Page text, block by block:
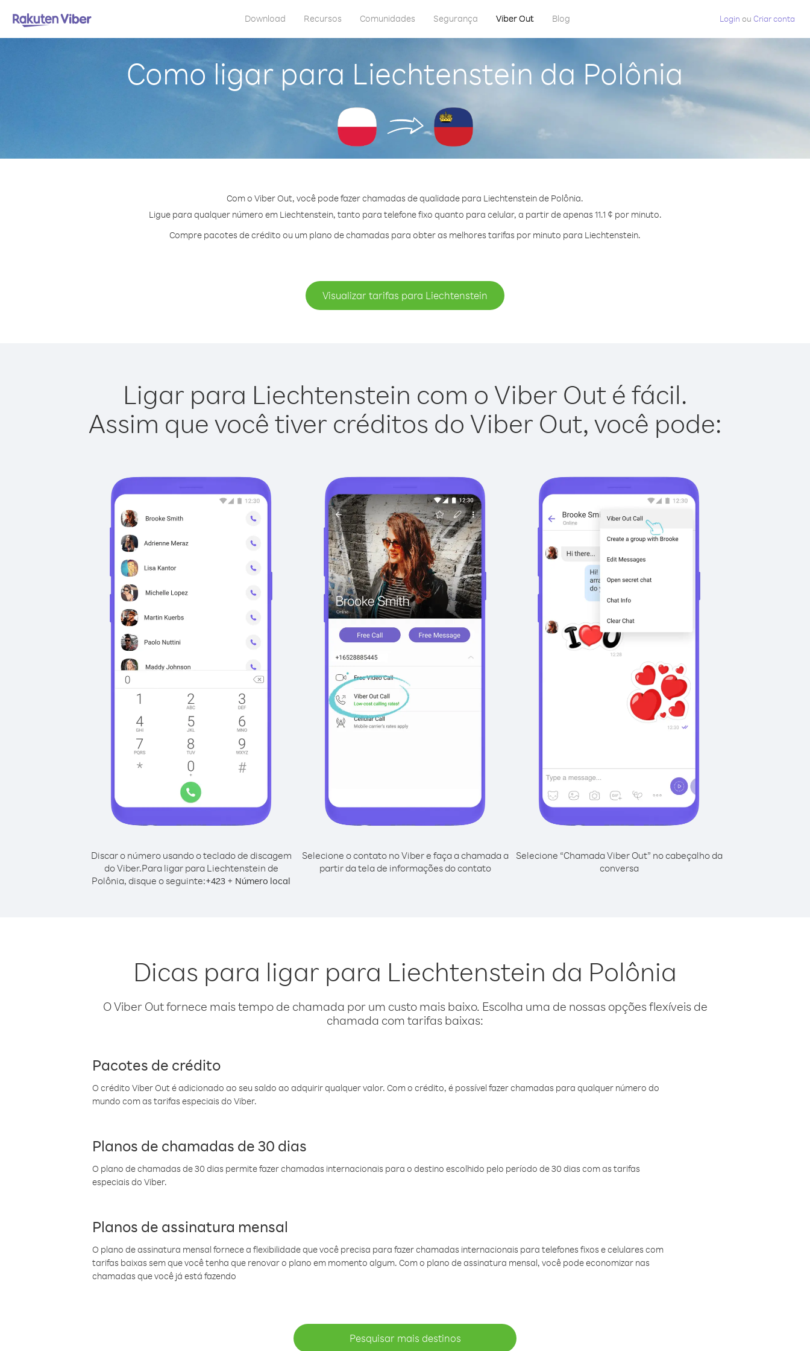
Download Recursos Comunidades Segurança Viber Out Blog Login ou Criar conta
Como ligar para Liechtenstein da Polônia
Com o Viber Out, você pode fazer chamadas de qualidade para Liechtenstein de Polônia.
Ligue para qualquer número em Liechtenstein, tanto para telefone fixo quanto para celular, a partir de apenas 11.1 ¢ por minuto.
Compre pacotes de crédito ou um plano de chamadas para obter as melhores tarifas por minuto para Liechtenstein.
Visualizar tarifas para Liechtenstein
Ligar para Liechtenstein com o Viber Out é fácil.
Assim que você tiver créditos do Viber Out, você pode:
Discar o número usando o teclado de discagem
do Viber.Para ligar para Liechtenstein de
Polônia, disque o seguinte:+423 + Número local
Selecione o contato no Viber e faça a chamada a
partir da tela de informações do contato
Selecione “Chamada Viber Out” no cabeçalho da
conversa
Dicas para ligar para Liechtenstein da Polônia
O Viber Out fornece mais tempo de chamada por um custo mais baixo. Escolha uma de nossas opções flexíveis de
chamada com tarifas baixas:
Pacotes de crédito
O crédito Viber Out é adicionado ao seu saldo ao adquirir qualquer valor. Com o crédito, é possível fazer chamadas para qualquer número do
mundo com as tarifas especiais do Viber.
Planos de chamadas de 30 dias
O plano de chamadas de 30 dias permite fazer chamadas internacionais para o destino escolhido pelo período de 30 dias com as tarifas
especiais do Viber.
Planos de assinatura mensal
O plano de assinatura mensal fornece a flexibilidade que você precisa para fazer chamadas internacionais para telefones fixos e celulares com
tarifas baixas sem que você tenha que renovar o plano em momento algum. Com o plano de assinatura mensal, você pode economizar nas
chamadas que você já está fazendo
Pesquisar mais destinos